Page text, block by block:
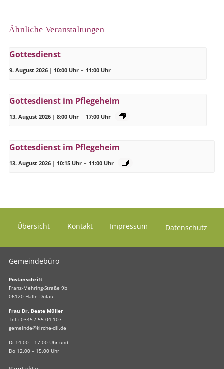
Ähnliche Veranstaltungen
Gottesdienst
9. August 2026 | 10:00 Uhr – 11:00 Uhr
Gottesdienst im Pflegeheim
13. August 2026 | 8:00 Uhr – 17:00 Uhr
Gottesdienst im Pflegeheim
13. August 2026 | 10:15 Uhr – 11:00 Uhr
Übersicht Kontakt Impressum Datenschutz
Gemeindebüro
Postanschrift
Franz-Mehring-Straße 9b
06120 Halle Dölau
Frau Dr. Beate Müller
Tel.: 0345 / 55 04 107
gemeinde@kirche-dll.de
Di 14.00 – 17.00 Uhr und
Do 12.00 – 15.00 Uhr